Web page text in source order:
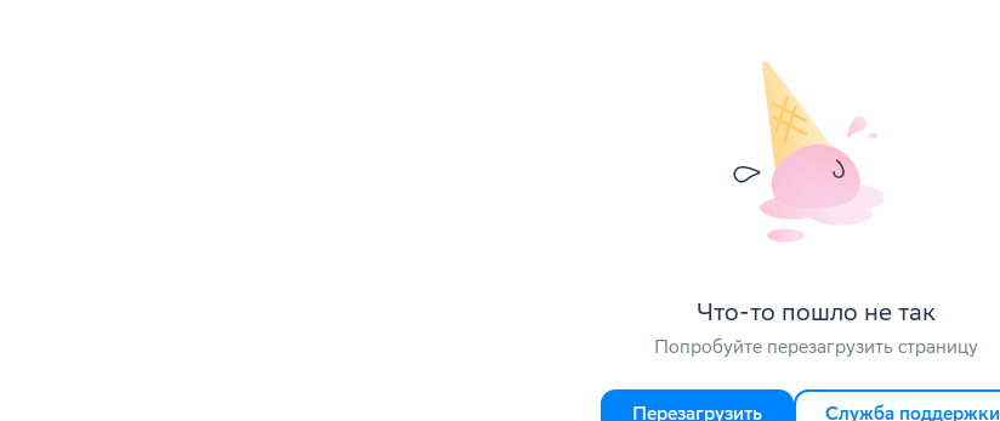
Что-то пошло не так
Попробуйте перезагрузить страницу
Перезагрузить Служба поддержки